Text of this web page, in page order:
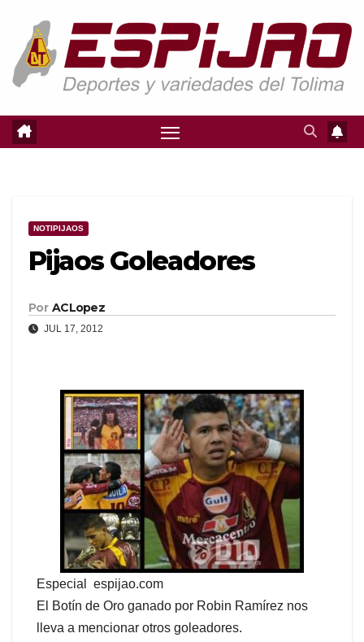
contenido
NOTIPIJAOS
Pijaos Goleadores
Por ACLopez
JUL 17, 2012
Especial espijao.com
El Botín de Oro ganado por Robin Ramírez nos
lleva a mencionar otros goleadores.